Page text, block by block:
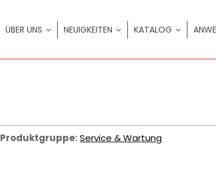
ÜBER UNS NEUIGKEITEN KATALOG
Produktgruppe: Service & Wartung